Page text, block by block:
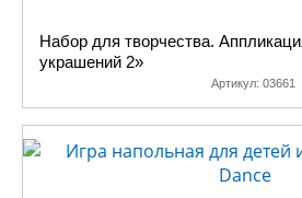
Набор для творчества.
украшений 2»
Артикул: 03661